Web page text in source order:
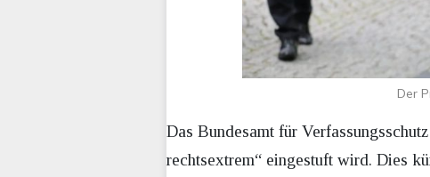
Der
Das Bundesamt für
rechtsextrem“ eingestuft wird. Dies